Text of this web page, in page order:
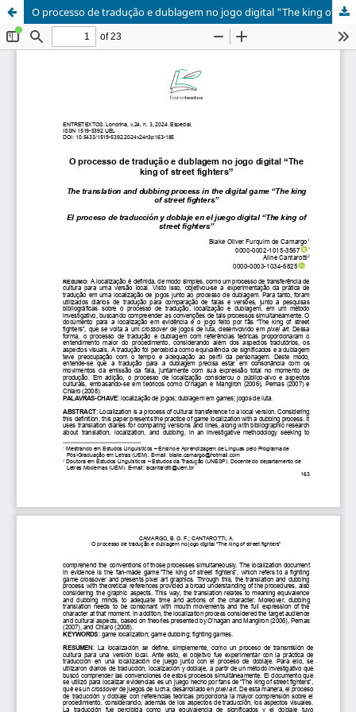
O processo de tradução e dublagem no jogo digital "The king of street fighters"